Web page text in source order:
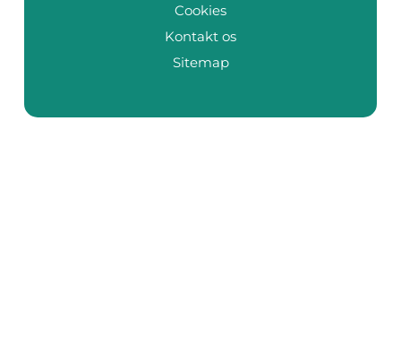
Cookies
Kontakt os
Sitemap